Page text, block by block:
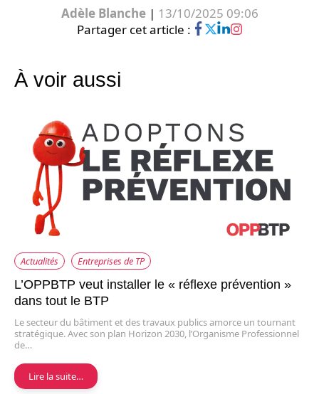
Adèle Blanche| 13/10/2025 09:06
Partager cet article :
À voir aussi
Actualités Entreprises de TP
L’OPPBTP veut installer le « réflexe prévention »
dans tout le BTP
Le secteur du bâtiment et des travaux publics amorce un tournant
stratégique. Avec son plan Horizon 2030, l’Organisme Professionnel
de…
Lire la suite…